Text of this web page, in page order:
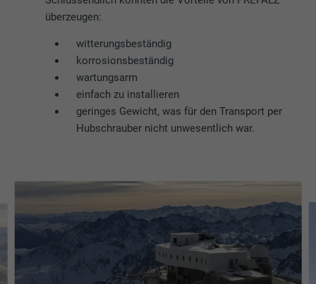
überzeugen:
witterungsbeständig
korrosionsbeständig
wartungsarm
einfach zu installieren
geringes Gewicht, was für den Transport per
Hubschrauber nicht unwesentlich war.